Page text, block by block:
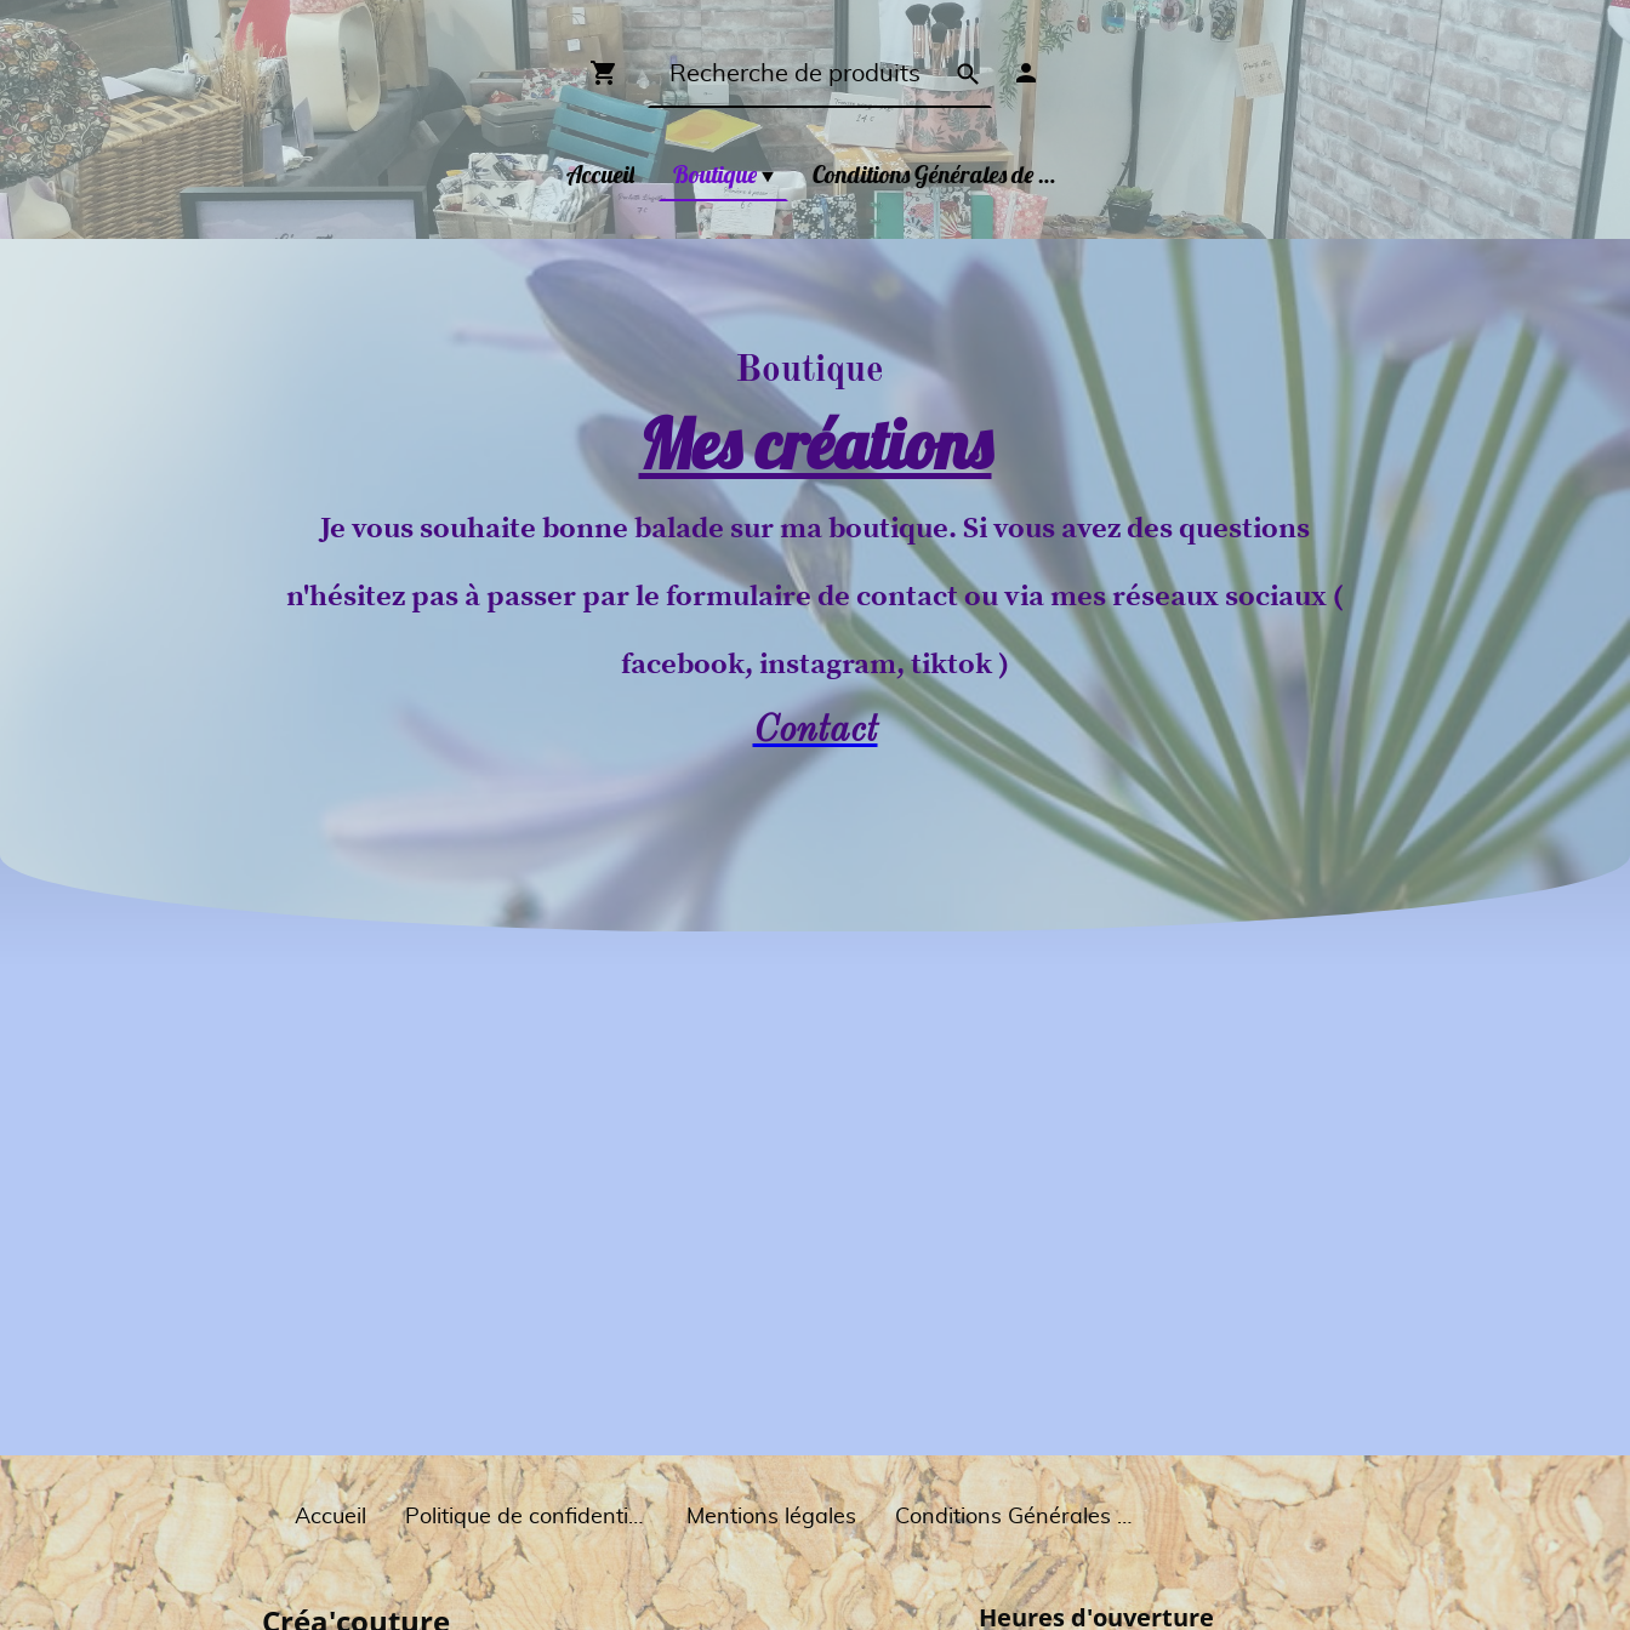
Accueil Boutique Conditions Générales de Ventes
Boutique
Mes créations
Je vous souhaite bonne balade sur ma boutique. Si vous avez des questions
n'hésitez pas à passer par le formulaire de contact ou via mes réseaux sociaux (
facebook, instagram, tiktok )
Contact
Accueil Politique de confidentialité Mentions légales Conditions Générales de Ventes
Créa'couture Heures d'ouverture